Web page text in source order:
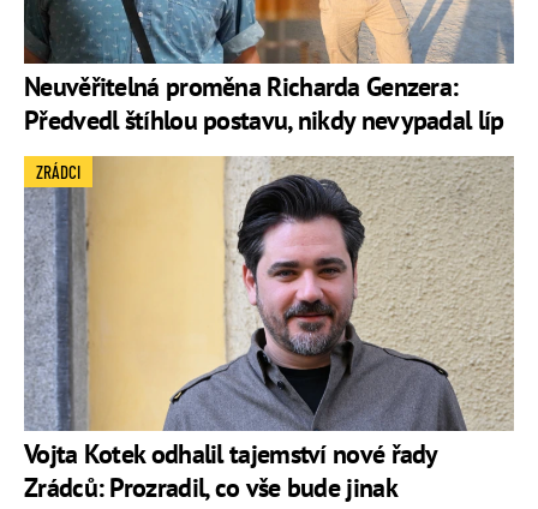
Neuvěřitelná proměna Richarda Genzera:
Předvedl štíhlou postavu, nikdy nevypadal líp
Vojta Kotek odhalil tajemství nové řady
Zrádců: Prozradil, co vše bude jinak
ZRÁDCI